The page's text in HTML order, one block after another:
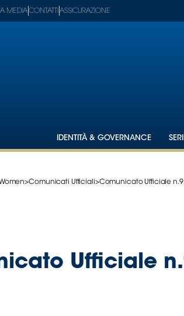
MEDIACONTATTI ASSICURAZIONE
IDENTITÀ & GOVERNANCE
>Comunicati Ufficiali>Comunicato Ufficiale
Ufficiale